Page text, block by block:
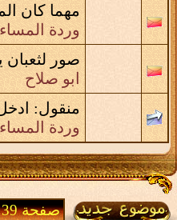
مهما كان
وردة المساء
صور لثعبان
ابو صلاح
منقول:
وردة المساء
صفحة 39 من 82